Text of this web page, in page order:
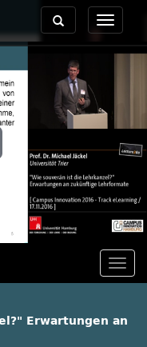
Toggle
Toggle
navigation
Erwartungen an